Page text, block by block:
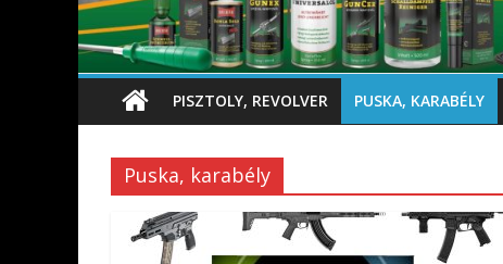
PISZTOLY, REVOLVER PUSKA, KARABÉLY
Puska, karabély